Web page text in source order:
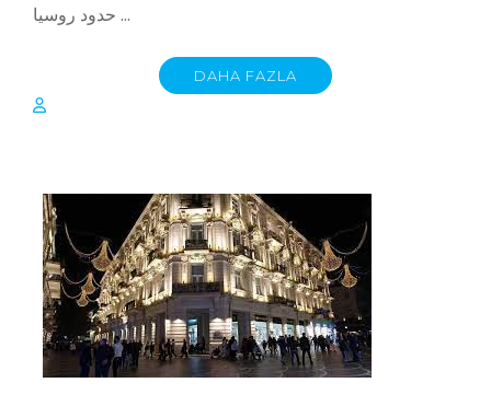
حدود روسيا …
DAHA FAZLA